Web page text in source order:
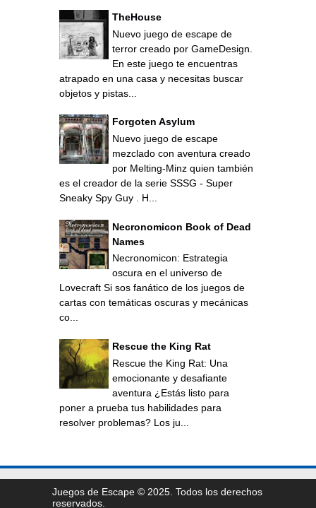
TheHouse
Nuevo juego de escape de
terror creado por GameDesign.
En este juego te encuentras
atrapado en una casa y necesitas buscar
objetos y pistas...
Forgoten Asylum
Nuevo juego de escape
mezclado con aventura creado
por Melting-Minz quien también
es el creador de la serie SSSG - Super
Sneaky Spy Guy . H...
Necronomicon Book of Dead
Names
Necronomicon: Estrategia
oscura en el universo de
Lovecraft Si sos fanático de los juegos de
cartas con temáticas oscuras y mecánicas
co...
Rescue the King Rat
Rescue the King Rat: Una
emocionante y desafiante
aventura ¿Estás listo para
poner a prueba tus habilidades para
resolver problemas? Los ju...
Juegos de Escape © 2025. Todos los derechos
reservados.